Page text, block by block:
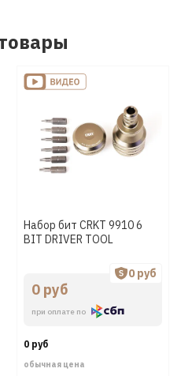
Набор бит CRKT 9910 6
BIT DRIVER TOOL
0 руб
при оплате по
0 руб
0 руб
обычная цена